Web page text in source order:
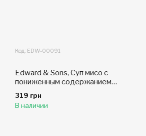
Код: EDW-00091
Edward & Sons, Суп мисо с
пониженным содержанием
319 грн
В наличии